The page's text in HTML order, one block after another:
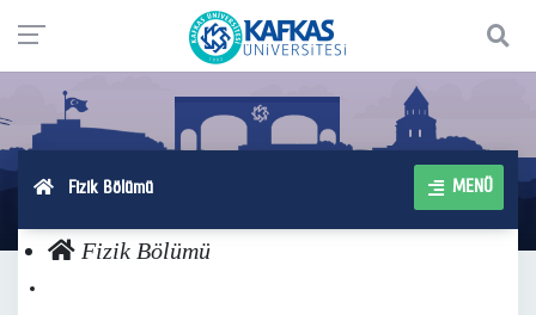
Fizik Bölümü MENÜ
Fizik Bölümü